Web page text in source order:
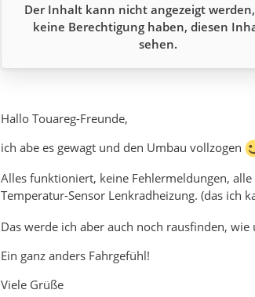
Der Inhalt kann nicht angezeigt werden,
keine Berechtigung haben, diesen
sehen.
Hallo Touareg-Freunde,
ich abe es gewagt und den Umbau vollzogen
Alles funktioniert, keine Fehlermeldungen,
Temperatur-Sensor Lenkradheizung. (das ich
Das werde ich aber auch noch rausfinden,
Ein ganz anders Fahrgefühl!
Viele Grüße